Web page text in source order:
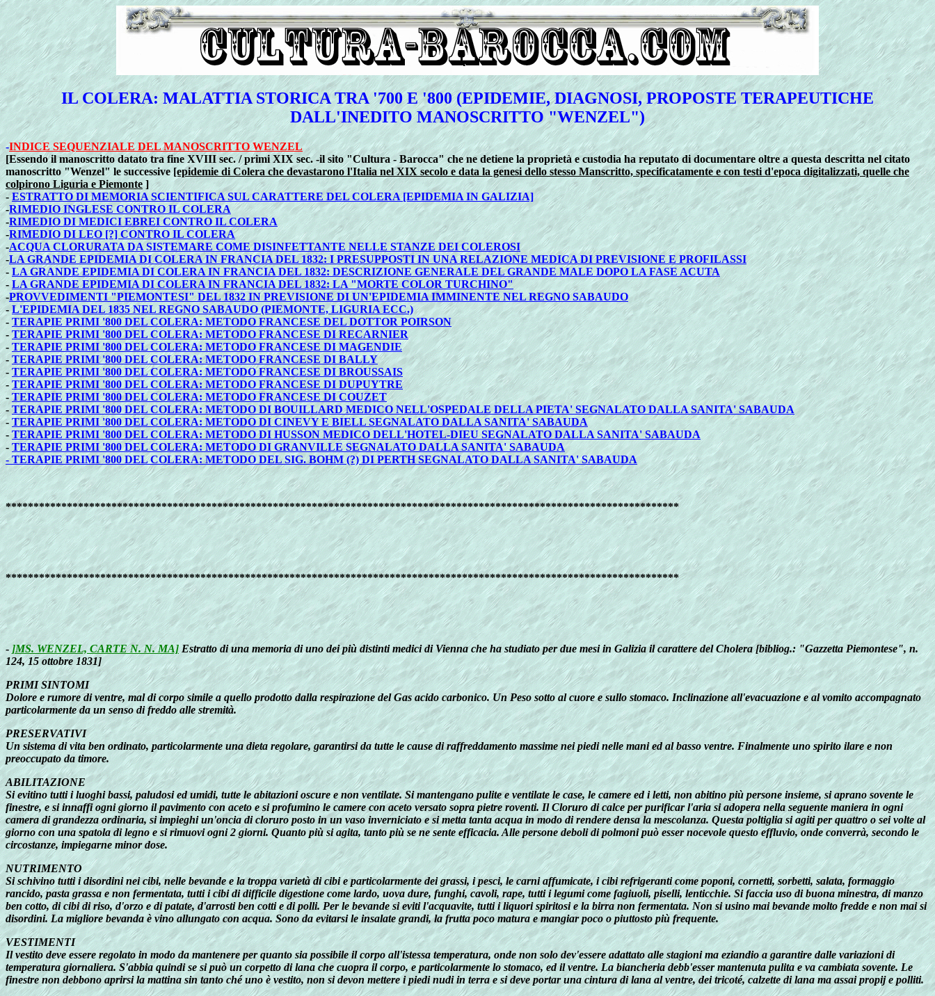
IL COLERA: MALATTIA STORICA TRA '700 E '800 (EPIDEMIE, DIAGNOSI, PROPOSTE TERAPEUTICHE
DALL'INEDITO MANOSCRITTO "WENZEL")
-INDICE SEQUENZIALE DEL MANOSCRITTO WENZEL
[Essendo il manoscritto datato tra fine XVIII sec. / primi XIX sec. -il sito "Cultura - Barocca" che ne detiene la proprietà e custodia ha reputato di documentare oltre a questa descritta nel citato
manoscritto "Wenzel" le successive[epidemie di Colera che devastarono l'Italia nel XIX secolo e data la genesi dello stesso Manscritto, specificatamente e con testi d'epoca digitalizzati, quelle che
colpirono Liguria e Piemonte ]
-ESTRATTO DI MEMORIA SCIENTIFICA SUL CARATTERE DEL COLERA [EPIDEMIA IN GALIZIA]
-RIMEDIO INGLESE CONTRO IL COLERA
-RIMEDIO DI MEDICI EBREI CONTRO IL COLERA
-RIMEDIO DI LEO [?] CONTRO IL COLERA
-ACQUA CLORURATA DA SISTEMARE COME DISINFETTANTE NELLE STANZE DEI COLEROSI
-LA GRANDE EPIDEMIA DI COLERA IN FRANCIA DEL 1832: I PRESUPPOSTI IN UNA RELAZIONE MEDICA DI PREVISIONE E PROFILASSI
- LA GRANDE EPIDEMIA DI COLERA IN FRANCIA DEL 1832: DESCRIZIONE GENERALE DEL GRANDE MALE DOPO LA FASE ACUTA
-LA GRANDE EPIDEMIA DI COLERA IN FRANCIA DEL 1832: LA "MORTE COLOR TURCHINO"
-PROVVEDIMENTI "PIEMONTESI" DEL 1832 IN PREVISIONE DI UN'EPIDEMIA IMMINENTE NEL REGNO SABAUDO
-L'EPIDEMIA DEL 1835 NEL REGNO SABAUDO (PIEMONTE, LIGURIA ECC.)
- TERAPIE PRIMI '800 DEL COLERA: METODO FRANCESE DEL DOTTOR POIRSON
- TERAPIE PRIMI '800 DEL COLERA: METODO FRANCESE DI RECARNIER
- TERAPIE PRIMI '800 DEL COLERA: METODO FRANCESE DI MAGENDIE
- TERAPIE PRIMI '800 DEL COLERA: METODO FRANCESE DI BALLY
- TERAPIE PRIMI '800 DEL COLERA: METODO FRANCESE DI BROUSSAIS
- TERAPIE PRIMI '800 DEL COLERA: METODO FRANCESE DI DUPUYTRE
-TERAPIE PRIMI '800 DEL COLERA: METODO FRANCESE DI COUZET
-TERAPIE PRIMI '800 DEL COLERA: METODO DI BOUILLARD MEDICO NELL'OSPEDALE DELLA PIETA' SEGNALATO DALLA SANITA' SABAUDA
- TERAPIE PRIMI '800 DEL COLERA: METODO DI CINEVY E BIELL SEGNALATO DALLA SANITA' SABAUDA
- TERAPIE PRIMI '800 DEL COLERA: METODO DI HUSSON MEDICO DELL'HOTEL-DIEU SEGNALATO DALLA SANITA' SABAUDA
- TERAPIE PRIMI '800 DEL COLERA: METODO DI GRANVILLE SEGNALATO DALLA SANITA' SABAUDA
-TERAPIE PRIMI '800 DEL COLERA: METODO DEL SIG. BOHM (?) DI PERTH SEGNALATO DALLA SANITA' SABAUDA
*************************************************************************************************************************
*************************************************************************************************************************
- ]MS. WENZEL, CARTE N. N. MA]Estratto di una memoria di uno dei più distinti medici di Vienna che ha studiato per due mesi in Galizia il carattere del Cholera [bibliog.: "Gazzetta Piemontese", n.
124, 15 ottobre 1831]
PRIMI SINTOMI
Dolore e rumore di ventre, mal di corpo simile a quello prodotto dalla respirazione del Gas acido carbonico. Un Peso sotto al cuore e sullo stomaco. Inclinazione all'evacuazione e al vomito accompagnato
particolarmente da un senso di freddo alle stremità.
PRESERVATIVI
Un sistema di vita ben ordinato, particolarmente una dieta regolare, garantirsi da tutte le cause di raffreddamento massime nei piedi nelle mani ed al basso ventre. Finalmente uno spirito ilare e non
preoccupato da timore.
ABILITAZIONE
Si evitino tutti i luoghi bassi, paludosi ed umidi, tutte le abitazioni oscure e non ventilate. Si mantengano pulite e ventilate le case, le camere ed i letti, non abitino più persone insieme, si aprano sovente le
finestre, e si innaffi ogni giorno il pavimento con aceto e si profumino le camere con aceto versato sopra pietre roventi. Il Cloruro di calce per purificar l'aria si adopera nella seguente maniera in ogni
camera di grandezza ordinaria, si impieghi un'oncia di cloruro posto in un vaso inverniciato e si metta tanta acqua in modo di rendere densa la mescolanza. Questa poltiglia si agiti per quattro o sei volte al
giorno con una spatola di legno e si rimuovi ogni 2 giorni. Quanto più si agita, tanto più se ne sente efficacia. Alle persone deboli di polmoni può esser nocevole questo effluvio, onde converrà, secondo le
circostanze, impiegarne minor dose.
NUTRIMENTO
Si schivino tutti i disordini nei cibi, nelle bevande e la troppa varietà di cibi e particolarmente dei grassi, i pesci, le carni affumicate, i cibi refrigeranti come poponi, cornetti, sorbetti, salata, formaggio
rancido, pasta grassa e non fermentata, tutti i cibi di difficile digestione come lardo, uova dure, funghi, cavoli, rape, tutti i legumi come fagiuoli, piselli, lenticchie. Si faccia uso di buona minestra, di manzo
ben cotto, di cibi di riso, d'orzo e di patate, d'arrosti ben cotti e di polli. Per le bevande si eviti l'acquavite, tutti i liquori spiritosi e la birra non fermentata. Non si usino mai bevande molto fredde e non mai si
disordini. La migliore bevanda è vino allungato con acqua. Sono da evitarsi le insalate grandi, la frutta poco matura e mangiar poco o piuttosto più frequente.
VESTIMENTI
Il vestito deve essere regolato in modo da mantenere per quanto sia possibile il corpo all'istessa temperatura, onde non solo dev'essere adattato alle stagioni ma eziandio a garantire dalle variazioni di
temperatura giornaliera. S'abbia quindi se si può un corpetto di lana che cuopra il corpo, e particolarmente lo stomaco, ed il ventre. La biancheria debb'esser mantenuta pulita e va cambiata sovente. Le
finestre non debbono aprirsi la mattina sin tanto ché uno è vestito, non si devon mettere i piedi nudi in terra e si deve portar una cintura di lana al ventre, dei tricoté, calzette di lana ma assai propij e polliti.